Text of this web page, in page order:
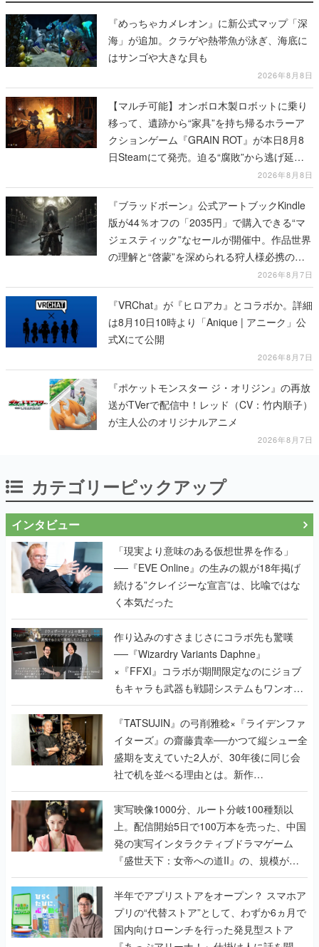
『めっちゃカメレオン』に新公式マップ「深
海」が追加。クラゲや熱帯魚が泳ぎ、海底に
はサンゴや大きな貝も
2026年8月8日
【マルチ可能】オンボロ木製ロボットに乗り
移って、遺跡から“家具”を持ち帰るホラーア
クションゲーム『GRAIN ROT』が本日8月8
日Steamにて発売。迫る“腐敗”から逃げ延
2026年8月8日
『ブラッドボーン』公式アートブックKindle
版が44％オフの「2035円」で購入できる“マ
ジェスティック”なセールが開催中。作品世界
の理解と“啓蒙”を深められる狩人様必携の一
2026年8月7日
『VRChat』が『ヒロアカ』とコラボか。詳細
は8月10日10時より「Anique | アニーク」公
式Xにて公開
2026年8月7日
『ポケットモンスター ジ・オリジン』の再放
送がTVerで配信中！レッド（CV：竹内順子）
が主人公のオリジナルアニメ
2026年8月7日
カテゴリーピックアップ
インタビュー
「現実より意味のある仮想世界を作る」
──『EVE Online』の生みの親が18年掲げ
続ける”クレイジーな宣言”は、比喩ではな
く本気だった
作り込みのすさまじさにコラボ先も驚嘆
──『Wizardry Variants Daphne』
×『FFXI』コラボが期間限定なのにジョブ
もキャラも武器も戦闘システムもワンオフ
で作り込まれた理由を両ディレクターに聞
く
『TATSUJIN』の弓削雅稔×『ライデンファ
イターズ』の齋藤貴幸──かつて縦シュー全
盛期を支えていた2人が、30年後に同じ会
社で机を並べる理由とは。新作
『TATSUJIN EXTREME』で初タッグを組
んだレジェンド2人に訊く開発秘話
実写映像1000分、ルート分岐100種類以
上。配信開始5日で100万本を売った、中国
発の実写インタラクティブドラマゲーム
『盛世天下：女帝への道II』の、規模が違
うこだわりをプロデューサーに聞いた
半年でアプリストアをオープン？ スマホア
プリの“代替ストア”として、わずか6ヵ月で
国内向けローンチを行った発見型ストア